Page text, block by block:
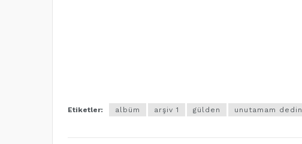
Etiketler: albüm arşiv 1 gülden unutamam dedin